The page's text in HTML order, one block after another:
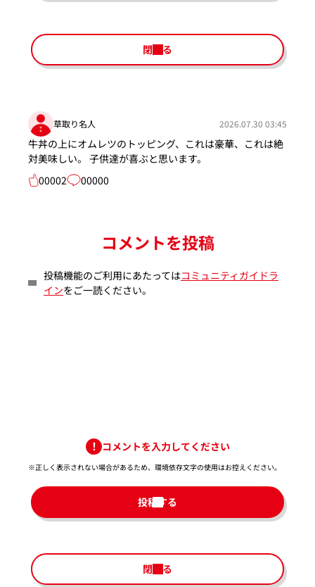
閉じる
草取り名人 2026.07.30 03:45
牛丼の上にオムレツのトッピング、これは豪華、これは絶
対美味しい。 子供達が喜ぶと思います。
00002
00000
コメントを投稿
投稿機能のご利用にあたってはコミュニティガイドラ
インをご一読ください。
コメントを入力してください
※正しく表示されない場合があるため、環境依存文字の使用はお控えください。​
投稿する
閉じる